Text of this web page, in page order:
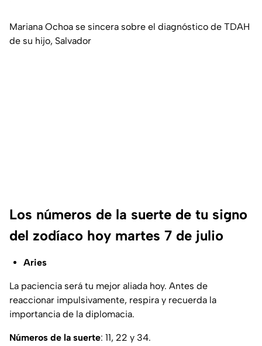
Mariana Ochoa se sincera sobre el diagnóstico de TDAH
de su hijo, Salvador
Los números de la suerte de tu signo
del zodíaco hoy martes 7 de julio
Aries
La paciencia será tu mejor aliada hoy. Antes de
reaccionar impulsivamente, respira y recuerda la
importancia de la diplomacia.
Números de la suerte: 11, 22 y 34.